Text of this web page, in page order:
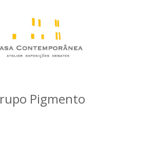
Pigmento